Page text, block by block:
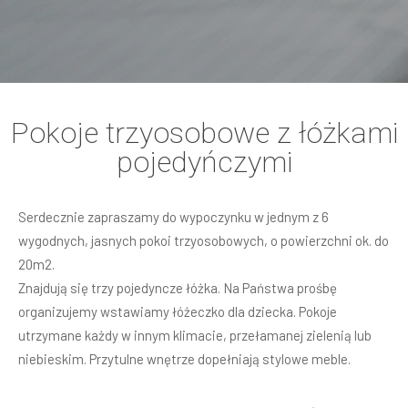
Pokoje trzyosobowe z łóżkami
pojedyńczymi
Serdecznie zapraszamy do wypoczynku w jednym z 6
wygodnych, jasnych pokoi trzyosobowych, o powierzchni ok. do
20m2.
Znajdują się trzy pojedyncze łóżka. Na Państwa prośbę
organizujemy wstawiamy łóżeczko dla dziecka. Pokoje
utrzymane każdy w innym klimacie, przełamanej zielenią lub
niebieskim. Przytulne wnętrze dopełniają stylowe meble.